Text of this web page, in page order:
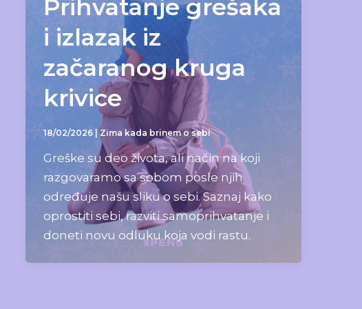
Prihvatanje grešaka
i izlazak iz
začaranog kruga
krivice
18/02/2026 |Zima kada brinem o sebi
Greške su deo života, ali način na koji
razgovaramo sa sobom posle njih
određuje našu sliku o sebi. Saznaj kako
oprostiti sebi, razviti samoprihvatanje i
doneti novu odluku koja vodi rastu.